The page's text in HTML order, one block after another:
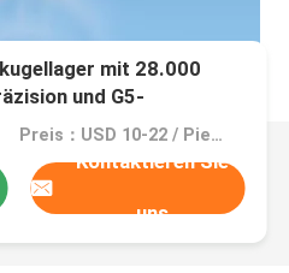
mit 28.000
und G5-
Spindeln
Preis：USD 10-22 / Piece
Kontaktieren Sie
uns